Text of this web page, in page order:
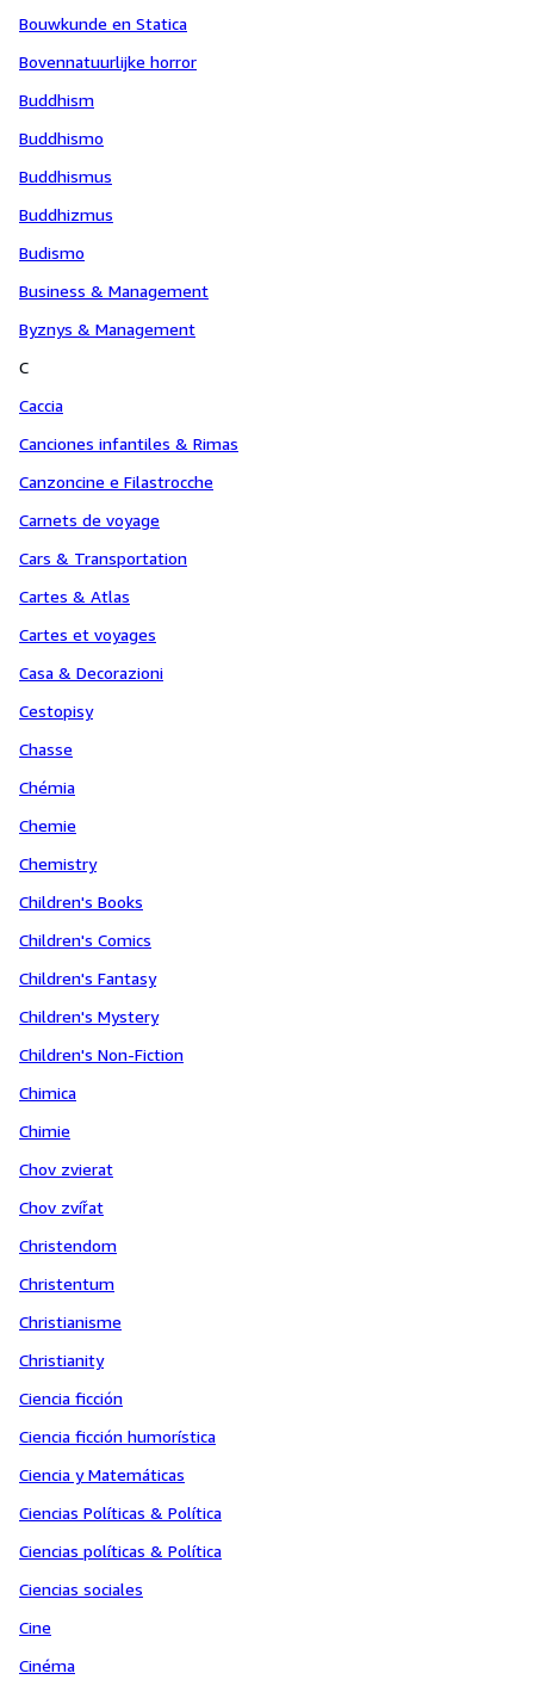
Bouwkunde en Statica
Bovennatuurlijke horror
Buddhism
Buddhismo
Buddhismus
Buddhizmus
Budismo
Business & Management
Byznys & Management
C
Caccia
Canciones infantiles & Rimas
Canzoncine e Filastrocche
Carnets de voyage
Cars & Transportation
Cartes & Atlas
Cartes et voyages
Casa & Decorazioni
Cestopisy
Chasse
Chémia
Chemie
Chemistry
Children's Books
Children's Comics
Children's Fantasy
Children's Mystery
Children's Non-Fiction
Chimica
Chimie
Chov zvierat
Chov zvířat
Christendom
Christentum
Christianisme
Christianity
Ciencia ficción
Ciencia ficción humorística
Ciencia y Matemáticas
Ciencias Políticas & Política
Ciencias políticas & Política
Ciencias sociales
Cine
Cinéma